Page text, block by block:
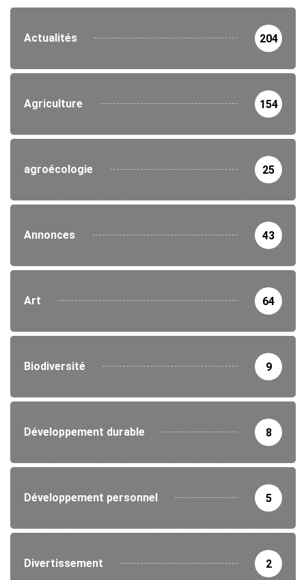
Actualités 204
Agriculture 154
agroécologie 25
Annonces 43
Art 64
Biodiversité 9
Développement durable 8
Développement personnel 5
Divertissement 2